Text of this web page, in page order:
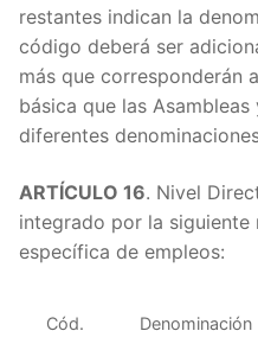
restantes indican la
código deberá ser
más que corresponderán
básica que las
diferentes
ARTÍCULO 16. Nivel
integrado por la
específica de empleos:
Cód. Denominación